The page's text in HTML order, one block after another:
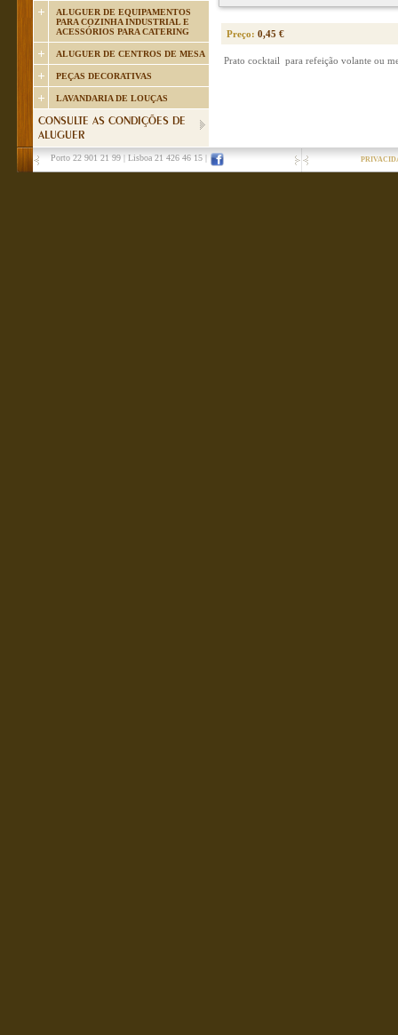
ALUGUER DE EQUIPAMENTOS
PARA COZINHA INDUSTRIAL E
ACESSÓRIOS PARA CATERING
ALUGUER DE CENTROS DE MESA
PEÇAS DECORATIVAS
LAVANDARIA DE LOUÇAS
CONSULTE AS CONDIÇÕES DE
ALUGUER
Preço: 0,45 €
Prato cocktail para refeição volante ou
Porto 22 901 21 99 Lisboa 21 426 46 15